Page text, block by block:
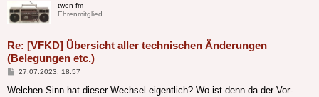
twen-fm
Ehrenmitglied
Re: [VFKD] Übersicht aller technischen Änderungen
(Belegungen etc.)
Beitrag
27.07.2023, 18:57
Welchen Sinn hat dieser Wechsel eigentlich? Wo ist denn da der Vor-